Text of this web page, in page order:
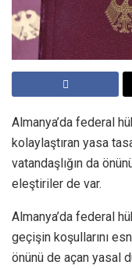
Almanya’da federal
kolaylaştıran yasa
vatandaşlığın da
eleştiriler de var.
Almanya’da federal
geçişin koşullarını
önünü de açan yasal